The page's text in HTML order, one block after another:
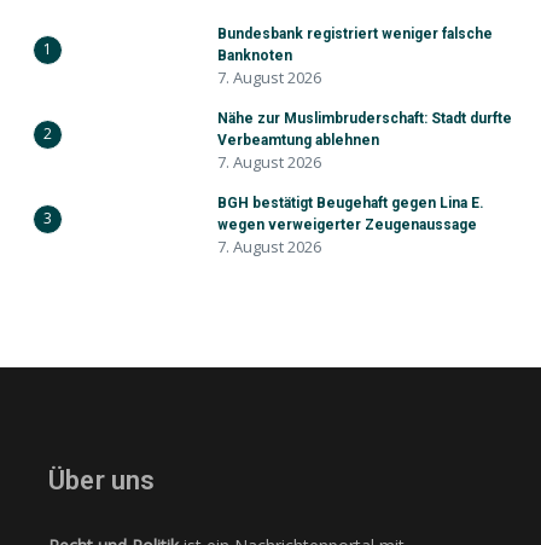
1
Bundesbank registriert weniger falsche
Banknoten
7. August 2026
2
Nähe zur Muslimbruderschaft: Stadt durfte
Verbeamtung ablehnen
7. August 2026
3
BGH bestätigt Beugehaft gegen Lina E.
wegen verweigerter Zeugenaussage
7. August 2026
Über uns